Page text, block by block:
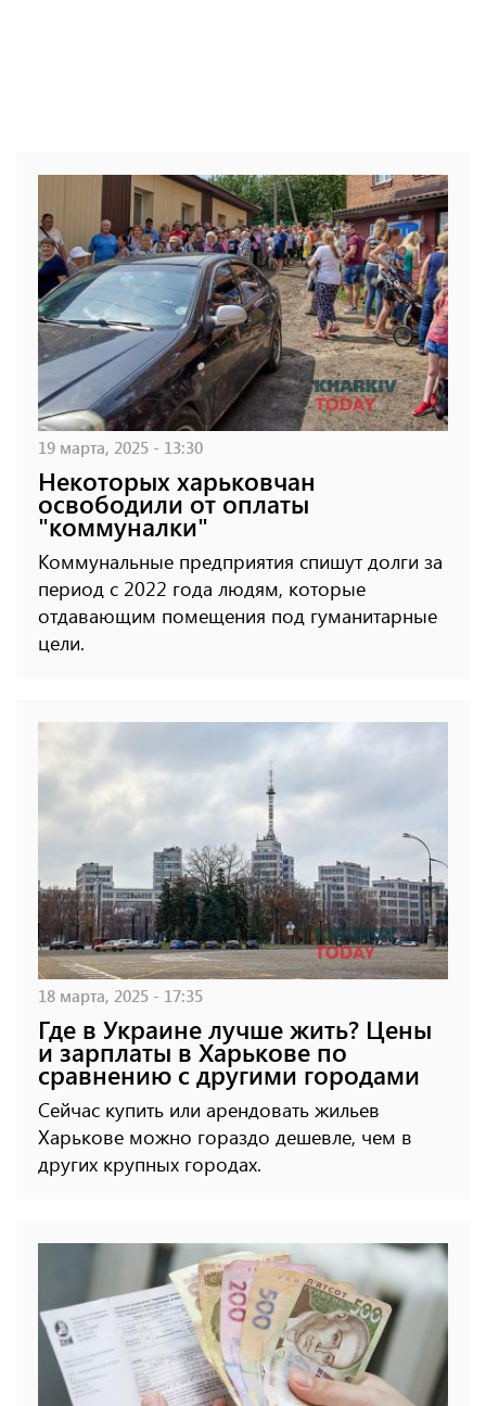
19 марта, 2025 - 13:30
Некоторых харьковчан
освободили от оплаты
"коммуналки"
Коммунальные предприятия спишут долги за
период с 2022 года людям, которые
отдавающим помещения под гуманитарные
цели.
18 марта, 2025 - 17:35
Где в Украине лучше жить? Цены
и зарплаты в Харькове по
сравнению с другими городами
Сейчас купить или арендовать жильев
Харькове можно гораздо дешевле, чем в
других крупных городах.